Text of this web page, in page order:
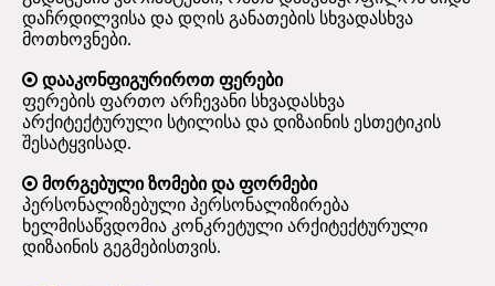
დაჩრდილვისა და დღის განათების სხვადასხვა
მოთხოვნები.
 დააკონფიგურიროთ ფერები
ფერების ფართო არჩევანი სხვადასხვა
არქიტექტურული სტილისა და დიზაინის ესთეტიკის
შესატყვისად.
 მორგებული ზომები და ფორმები
პერსონალიზებული პერსონალიზირება
ხელმისაწვდომია კონკრეტული არქიტექტურული
დიზაინის გეგმებისთვის.